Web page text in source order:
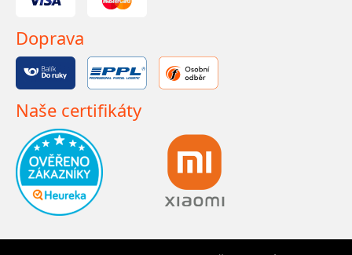
Doprava
Naše certifikáty